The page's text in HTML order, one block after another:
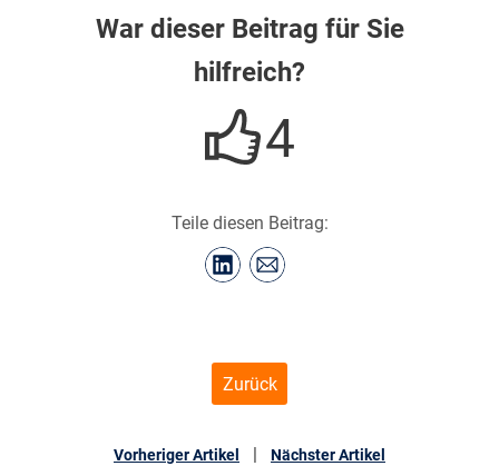
War dieser Beitrag für Sie
hilfreich?
4
Teile diesen Beitrag:
Zurück
Vorheriger Artikel | Nächster Artikel